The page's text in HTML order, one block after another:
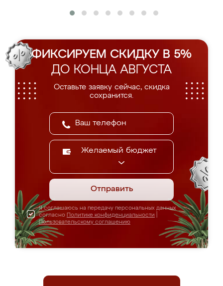
ФИКСИРУЕМ СКИДКУ В 5%
ДО КОНЦА АВГУСТА
Оставьте заявку сейчас, скидка
сохранится.
Желаемый бюджет
Отправить
Я соглашаюсь на передачу персональных данных
согласно Политике конфиденциальности
Пользовательскому соглашению